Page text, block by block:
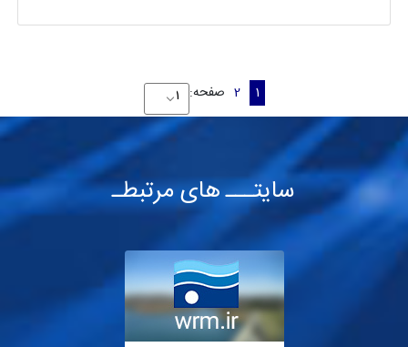
1
2 صفحه:
سایتـــ های مرتبطـ